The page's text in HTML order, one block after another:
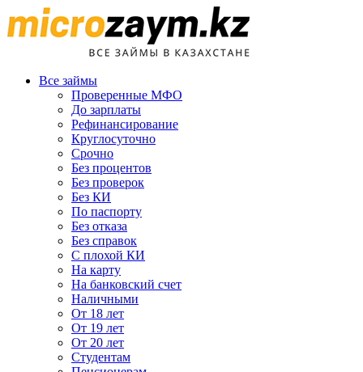
Все займы
Проверенные МФО
До зарплаты
Рефинансирование
Круглосуточно
Срочно
Без процентов
Без проверок
Без КИ
По паспорту
Без отказа
Без справок
С плохой КИ
На карту
На банковский счет
Наличными
От 18 лет
От 19 лет
От 20 лет
Студентам